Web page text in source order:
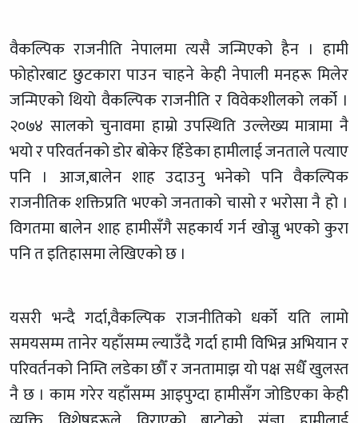
वैकल्पिक राजनीति नेपालमा त्यसै जन्मिएको हैन । हामी
फोहोरबाट छुटकारा पाउन चाहने केही नेपाली मनहरू मिलेर
जन्मिएको थियो वैकल्पिक राजनीति र विवेकशीलको लर्को ।
२०७४ सालको चुनावमा हाम्रो उपस्थिति उल्लेख्य मात्रामा नै
भयो र परिवर्तनको डोर बोकेर हिँडेका हामीलाई जनताले पत्याए
पनि । आज,बालेन शाह उदाउनु भनेको पनि वैकल्पिक
राजनीतिक शक्तिप्रति भएको जनताको चासो र भरोसा नै हो ।
विगतमा बालेन शाह हामीसँगै सहकार्य गर्न खोज्नु भएको कुरा
पनि त इतिहासमा लेखिएको छ ।
यसरी भन्दै गर्दा,वैकल्पिक राजनीतिको धर्को यति लामो
समयसम्म तानेर यहाँसम्म ल्याउँदै गर्दा हामी विभिन्न अभियान र
परिवर्तनको निम्ति लडेका छौँ र जनतामाझ यो पक्ष सधैँ खुलस्त
नै छ । काम गरेर यहाँसम्म आइपुग्दा हामीसँग जोडिएका केही